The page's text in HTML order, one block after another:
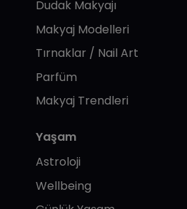
Dudak Makyajı
Makyaj Modelleri
Tırnaklar / Nail Art
Parfüm
Makyaj Trendleri
Yaşam
Astroloji
Wellbeing